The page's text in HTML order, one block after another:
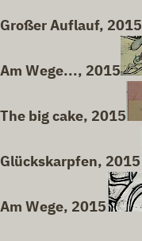
Großer Auflauf, 2015
Am Wege..., 2015
The big cake, 2015
Glückskarpfen, 2015
Am Wege, 2015